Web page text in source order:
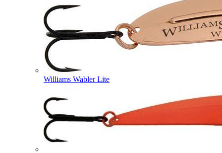
Williams Wabler Lite